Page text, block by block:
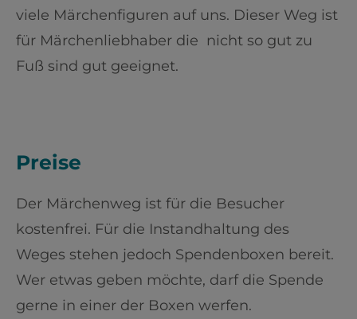
viele Märchenfiguren auf uns. Dieser Weg ist
für Märchenliebhaber die nicht so gut zu
Fuß sind gut geeignet.
Preise
Der Märchenweg ist für die Besucher
kostenfrei. Für die Instandhaltung des
Weges stehen jedoch Spendenboxen bereit.
Wer etwas geben möchte, darf die Spende
gerne in einer der Boxen werfen.